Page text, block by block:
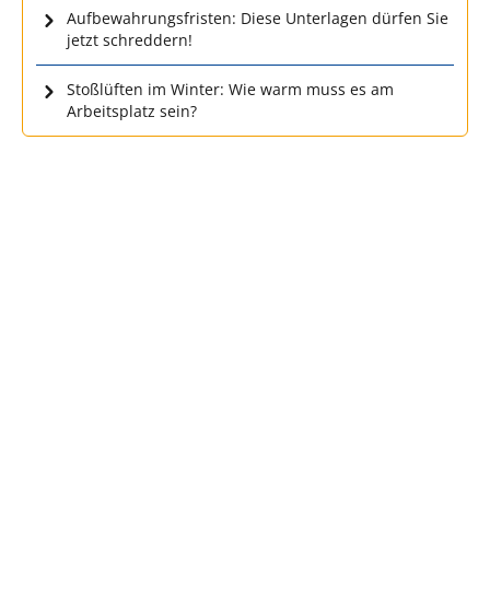
Aufbewahrungsfristen: Diese Unterlagen dürfen Sie
jetzt schreddern!
Stoßlüften im Winter: Wie warm muss es am
Arbeitsplatz sein?